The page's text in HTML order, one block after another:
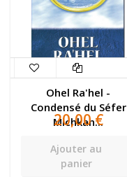
Ohel Ra'hel -
Condensé du Séfer
Michkan...
20,00 €
Ajouter au
panier